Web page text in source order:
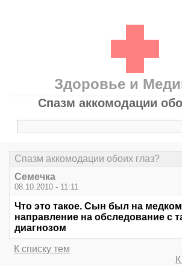
Здоровье и
Спазм аккомодации
Спазм аккомодации обоих глаз?
Семечка
08.10.2010 - 11:11
Что это такое. Сын был на
направление на обследование с
диагнозом
К списку тем